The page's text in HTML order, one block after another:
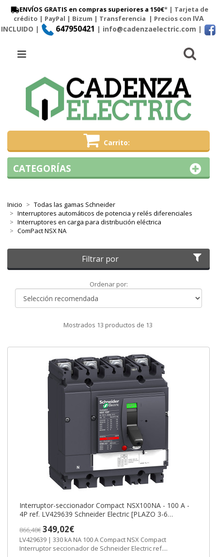
ENVÍOS GRATIS en compras superiores a 150€* | Tarjeta de
crédito | PayPal | Bizum | Transferencia | Precios con IVA
INCLUIDO |
647950421 | info@cadenzaelectric.com |
Carrito
Menú
Inicio
Todas las gamas Schneider
Interruptores automáticos de potencia y relés diferenciales
Interruptores en carga para distribución eléctrica
ComPact NSX NA
Filtrar por
Ordenar por:Ordenar
Mostrados 13 productos de 13
Interruptor-seccionador Compact NSX100NA - 100 A -
4P ref. LV429639 Schneider Electric [PLAZO 3-6
866,48€349,02€
LV429639 | 330 kA NA 100 A Compact NSX Compact
Interruptor seccionador de Schneider Electric ref....
CATEGORÍAS